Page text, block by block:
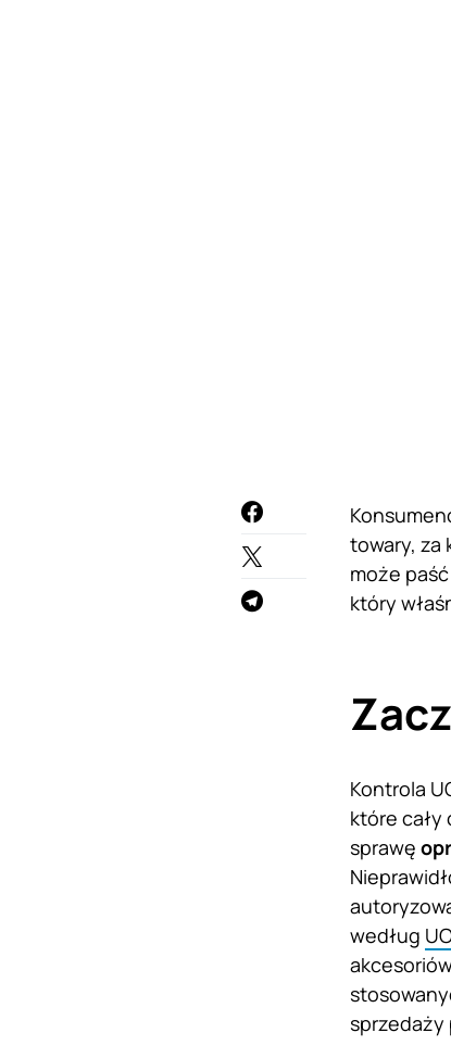
towary, za
może
który
Kontrola
które cały
sprawę
według
sprzedaży